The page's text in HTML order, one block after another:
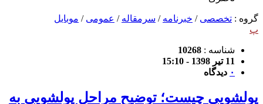
گروه : تخصصی / خبرنامه / سرمقاله / عمومی / موبایل
پ
شناسه : 10268
11 تیر 1398 - 15:10
۰ دیدگاه
پولشویی چیست؛ توضیح مراحل پولشویی به